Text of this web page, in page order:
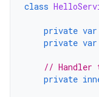
class
private var
private var
// Handler
private